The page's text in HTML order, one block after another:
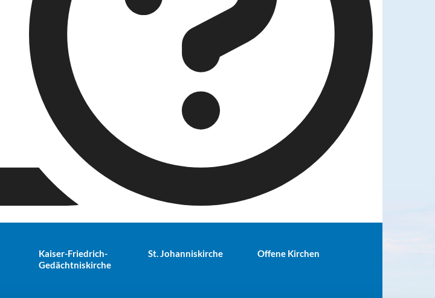
Kaiser-Friedrich-
Gedächtniskirche
St. Johanniskirche Offene Kirchen